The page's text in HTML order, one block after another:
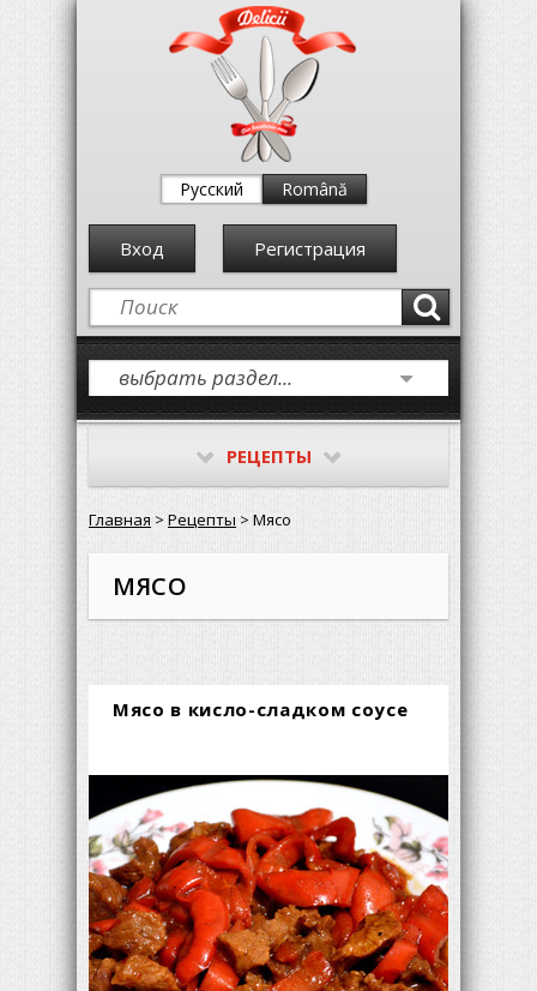
Русский Română
Вход Регистрация
РЕЦЕПТЫ
Главная > Рецепты > Мясо
МЯСО
Мясо в кисло-сладком соусе